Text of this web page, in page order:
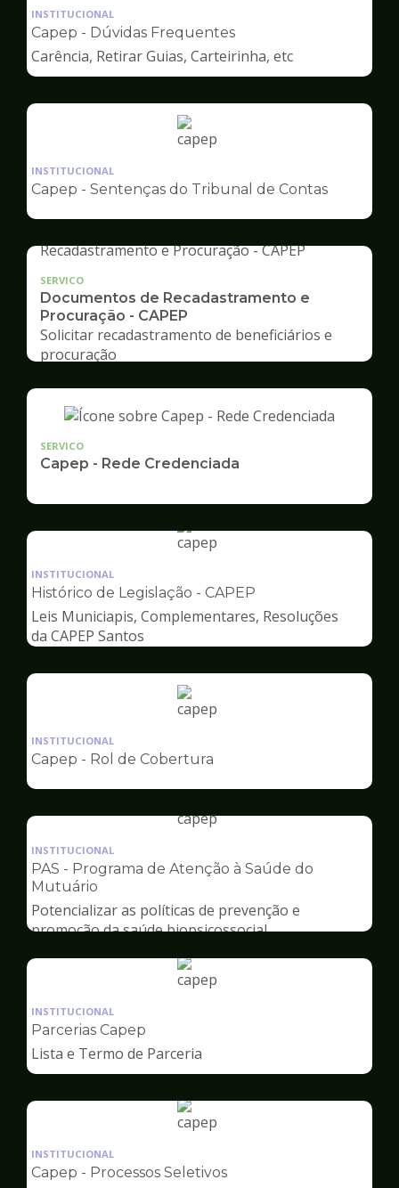
pagina
de
Capep
INSTITUCIONAL
Capep - Dúvidas Frequentes
Carência, Retirar Guias, Carteirinha, etc
Ilustração
pagina
Capep
INSTITUCIONAL
Capep - Sentenças do Tribunal de Contas
SERVICO
Documentos de Recadastramento e
Procuração - CAPEP
Solicitar recadastramento de beneficiários e
procuração
SERVICO
Capep - Rede Credenciada
Ilustração
pagina
Capep
INSTITUCIONAL
Histórico de Legislação - CAPEP
Leis Municiapis, Complementares, Resoluções
da CAPEP Santos
Ilustração
pagina
Capep
INSTITUCIONAL
Capep - Rol de Cobertura
Ilustração
pagina
Capep
INSTITUCIONAL
PAS - Programa de Atenção à Saúde do
Mutuário
Potencializar as políticas de prevenção e
promoção da saúde biopsicossocial
Ilustração
Capep
INSTITUCIONAL
Parcerias Capep
Lista e Termo de Parceria
Ilustração
pagina
INSTITUCIONAL
Capep - Processos Seletivos